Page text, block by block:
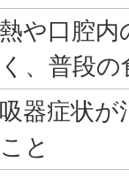
や口腔内
、普段
器症状が
と